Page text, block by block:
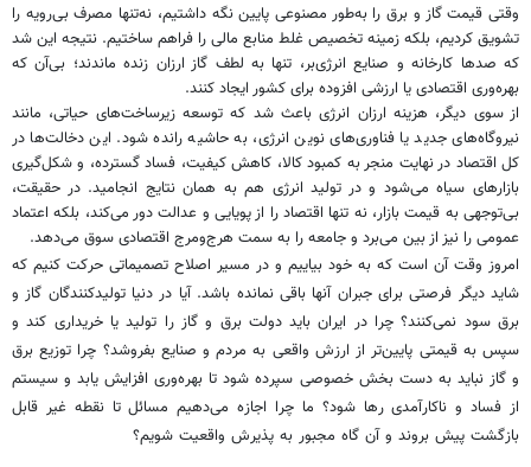
وقتی قیمت گاز و برق را به‌طور مصنوعی پایین نگه داشتیم، نه‌تنها مصرف بی‌رویه را
تشویق کردیم، بلکه زمینه‌ تخصیص غلط منابع مالی را فراهم ساختیم. نتیجه این شد
که صدها کارخانه و صنایع انرژی‌بر، تنها به لطف گاز ارزان زنده ماندند؛ بی‌آن که
بهره‌وری اقتصادی یا ارزشی افزوده برای کشور ایجاد کنند.
از سوی دیگر، هزینه ارزان انرژی باعث شد که توسعه‌ زیرساخت‌های حیاتی، مانند
نیروگاه‌های جدید یا فناوری‌های نوین انرژی، به حاشیه رانده شود. این دخالت‌ها در
کل اقتصاد در نهایت منجر به کمبود کالا، کاهش کیفیت، فساد گسترده، و شکل‌گیری
بازارهای سیاه می‌شود و در تولید انرژی هم به همان نتایج انجامید. در حقیقت،
بی‌توجهی به قیمت بازار، نه تنها اقتصاد را از پویایی و عدالت دور می‌کند، بلکه اعتماد
عمومی را نیز از بین می‌برد و جامعه را به سمت هرج‌ومرج اقتصادی سوق می‌دهد.
امروز وقت آن است که به خود بیاییم و در مسیر اصلاح تصمیماتی حرکت کنیم که
شاید دیگر فرصتی برای جبران آنها باقی نمانده باشد. آیا در دنیا تولیدکنندگان گاز و
برق سود نمی‌کنند؟ چرا در ایران باید دولت برق و گاز را تولید یا خریداری کند و
سپس به قیمتی پایین‌تر از ارزش واقعی به مردم و صنایع بفروشد؟ چرا توزیع برق
و گاز نباید به دست بخش خصوصی سپرده شود تا بهره‌وری افزایش یابد و سیستم
از فساد و ناکارآمدی رها شود؟ ما چرا اجازه می‌دهیم مسائل تا نقطه‌ غیر قابل
بازگشت پیش بروند و آن گاه مجبور به پذیرش واقعیت شویم؟